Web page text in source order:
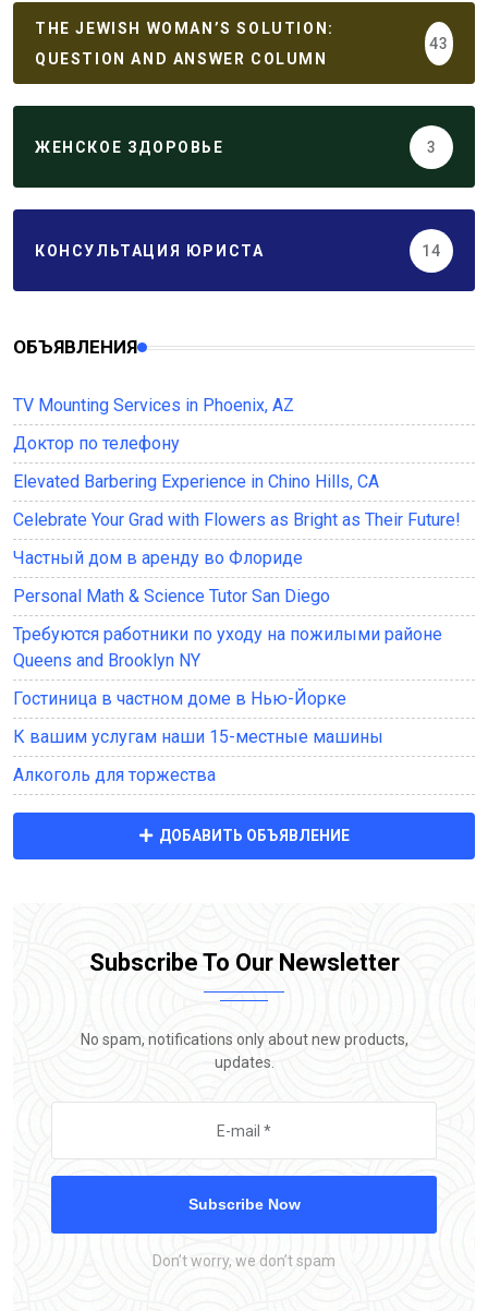
THE JEWISH WOMAN’S SOLUTION:
QUESTION AND ANSWER COLUMN
43
ЖЕНСКОЕ ЗДОРОВЬЕ 3
КОНСУЛЬТАЦИЯ ЮРИСТА 14
ОБЪЯВЛЕНИЯ
TV Mounting Services in Phoenix, AZ
Доктор по телефону
Elevated Barbering Experience in Chino Hills, CA
Celebrate Your Grad with Flowers as Bright as Their Future!
Частный дом в аренду во Флориде
Personal Math & Science Tutor San Diego
Требуются работники по уходу на пожилыми районе
Queens and Brooklyn NY
Гостиница в частном доме в Нью-Йорке
К вашим услугам наши 15-местные машины
Алкоголь для торжества
ДОБАВИТЬ ОБЪЯВЛЕНИЕ
Subscribe To Our Newsletter
No spam, notifications only about new products,
updates.
Subscribe Now
Don’t worry, we don’t spam